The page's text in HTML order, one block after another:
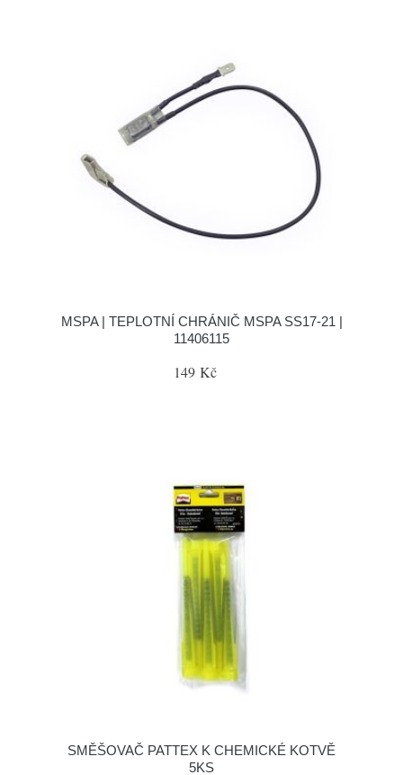
MSPA | TEPLOTNÍ CHRÁNIČ MSPA SS17-21 |
11406115
149 Kč
SMĚŠOVAČ PATTEX K CHEMICKÉ KOTVĚ
5KS